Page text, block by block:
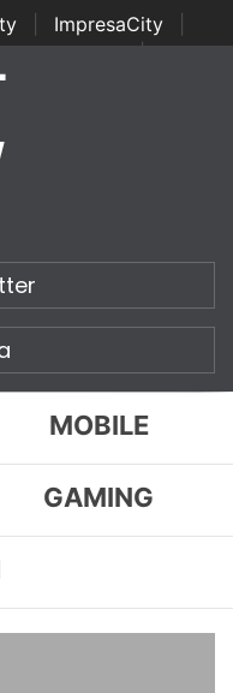
ImpresaCity
Awards | Italian
Awards
MOBILE
GAMING